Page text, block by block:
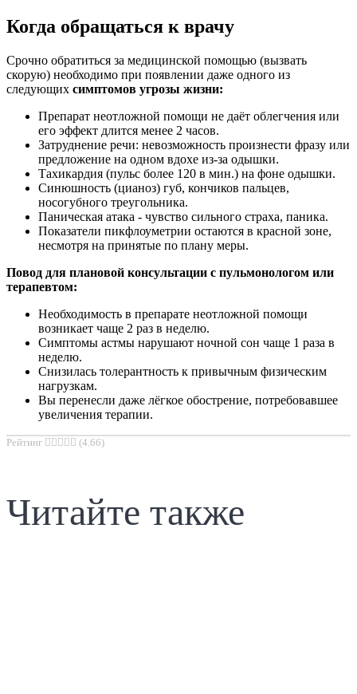
Когда обращаться к врачу
Срочно обратиться за медицинской помощью (вызвать
скорую) необходимо при появлении даже одного из
следующих симптомов угрозы жизни:
Препарат неотложной помощи не даёт облегчения или
его эффект длится менее 2 часов.
Затруднение речи: невозможность произнести фразу или
предложение на одном вдохе из-за одышки.
Тахикардия (пульс более 120 в мин.) на фоне одышки.
Синюшность (цианоз) губ, кончиков пальцев,
носогубного треугольника.
Паническая атака - чувство сильного страха, паника.
Показатели пикфлоуметрии остаются в красной зоне,
несмотря на принятые по плану меры.
Повод для плановой консультации с пульмонологом или
терапевтом:
Необходимость в препарате неотложной помощи
возникает чаще 2 раз в неделю.
Симптомы астмы нарушают ночной сон чаще 1 раза в
неделю.
Снизилась толерантность к привычным физическим
нагрузкам.
Вы перенесли даже лёгкое обострение, потребовавшее
увеличения терапии.
Рейтинг (4.66)
Читайте также